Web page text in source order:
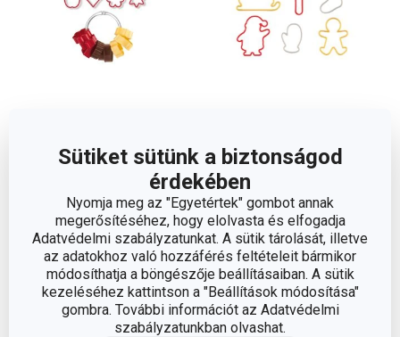
Sütiket sütünk a biztonságod
érdekében
Nyomja meg az "Egyetértek" gombot annak
megerősítéséhez, hogy elolvasta és elfogadja
Adatvédelmi szabályzatunkat. A sütik tárolását, illetve
az adatokhoz való hozzáférés feltételeit bármikor
módosíthatja a böngészője beállításaiban. A sütik
kezeléséhez kattintson a "Beállítások módosítása"
gombra. További információt az Adatvédelmi
szabályzatunkban olvashat.
süteménykiszúrók, 13 db
Elérhető a webáruházban
11 márkaboltban elérhető
Kosárba
sütikiszúrók, 9 db
3 120 Ft
Elérhető a webáruházban
12 márkaboltban elérhető
Kosárba